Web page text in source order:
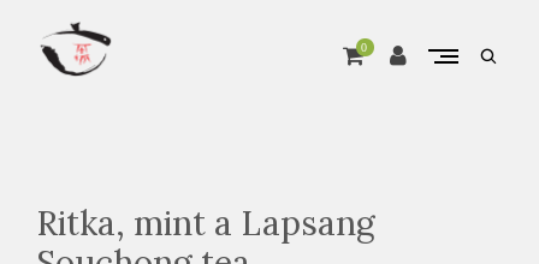
content
a
Ú
0
open
Ritka, mint a Lapsang